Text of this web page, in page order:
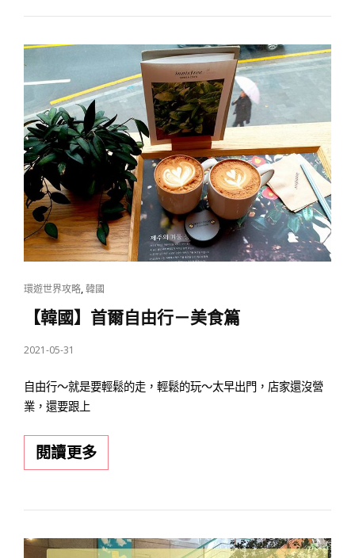
山
賞
初
體
驗
CAT
LINKS
環遊世界攻略,韓國
【韓國】首爾自由行－美食篇
POSTED
2021-05-31
自由行～就是要輕鬆的走，輕鬆的玩～太早出門，店家還沒營
業，還要跟上
閱讀更多【韓
國】
爾
自